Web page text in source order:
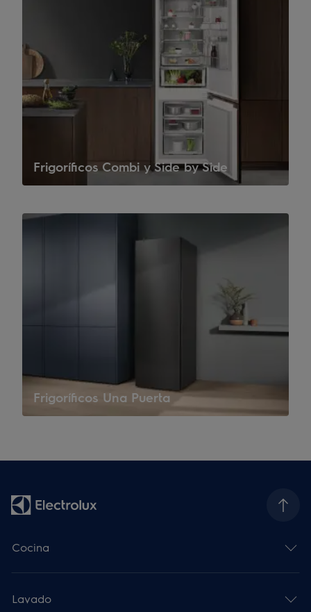
Frigoríficos Combi y Side by Side
Frigoríficos Una Puerta
Cocina
Lavado